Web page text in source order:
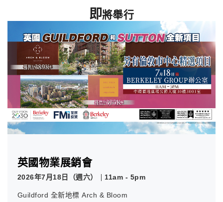
即將舉行
英國物業展銷會
2026年7月18日（週六） 11am - 5pm
Guildford 全新地標 Arch & Bloom